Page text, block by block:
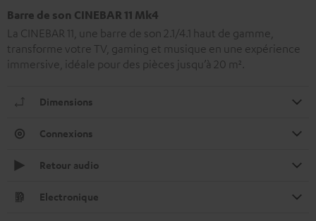
Barre de son CINEBAR 11 Mk4
La CINEBAR 11, une barre de son 2.1/4.1 haut de gamme,
transforme votre TV, gaming et musique en une expérience
immersive, idéale pour des pièces jusqu’à 20 m².
Dimensions
Connexions
Retour audio
Electronique